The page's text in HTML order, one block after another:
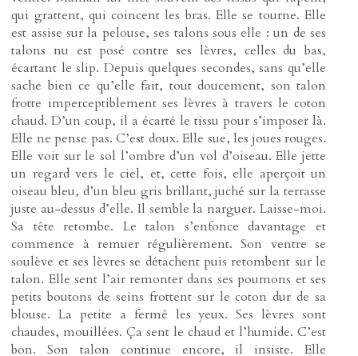
qui grattent, qui coincent les bras. Elle se tourne. Elle
est assise sur la pelouse, ses talons sous elle : un de ses
talons nu est posé contre ses lèvres, celles du bas,
écartant le slip. Depuis quelques secondes, sans qu’elle
sache bien ce qu’elle fait, tout doucement, son talon
frotte imperceptiblement ses lèvres à travers le coton
chaud. D’un coup, il a écarté le tissu pour s’imposer là.
Elle ne pense pas. C’est doux. Elle sue, les joues rouges.
Elle voit sur le sol l’ombre d’un vol d’oiseau. Elle jette
un regard vers le ciel, et, cette fois, elle aperçoit un
oiseau bleu, d’un bleu gris brillant, juché sur la terrasse
juste au-dessus d’elle. Il semble la narguer. Laisse-moi.
Sa tête retombe. Le talon s’enfonce davantage et
commence à remuer régulièrement. Son ventre se
soulève et ses lèvres se détachent puis retombent sur le
talon. Elle sent l’air remonter dans ses poumons et ses
petits boutons de seins frottent sur le coton dur de sa
blouse. La petite a fermé les yeux. Ses lèvres sont
chaudes, mouillées. Ça sent le chaud et l’humide. C’est
bon. Son talon continue encore, il insiste. Elle